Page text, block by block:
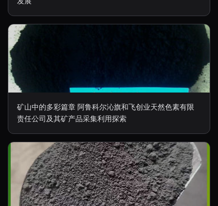
矿山中的多彩篇章 阿鲁科尔沁旗和飞创业天然色素有限
责任公司及其矿产品采集利用探索